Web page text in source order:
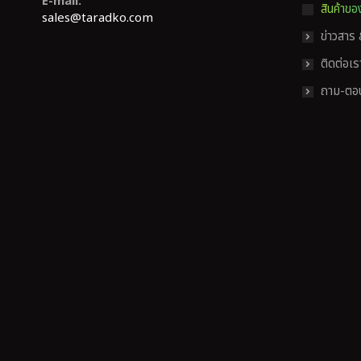
sales@taradko.com
สินค้าขอ
ข่าวสา
ติดต่อเร
ถาม-ตอ